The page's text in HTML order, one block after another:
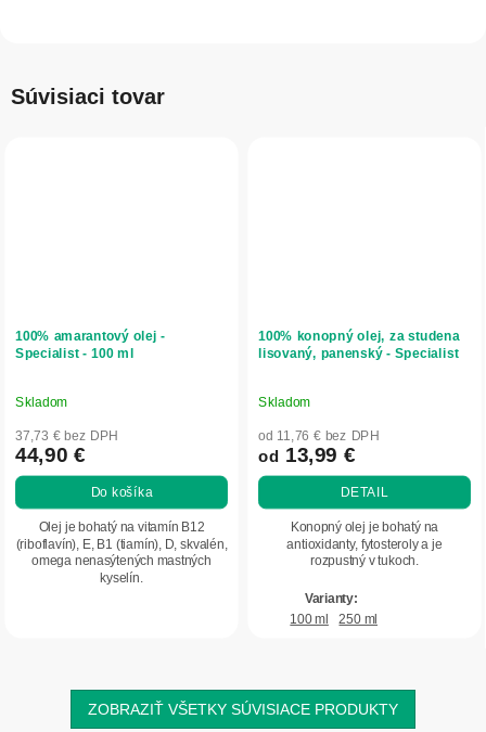
Súvisiaci tovar
100% amarantový olej -
Specialist - 100 ml
Priemerné
hodnotenie
produktu
je
5,0
5
hviezdičiek.
Skladom
37,73 € bez DPH
44,90 €
Do košíka
Olej je bohatý na vitamín B12
(riboflavín), E, B1 (tiamín), D, skvalén,
omega nenasýtených mastných
kyselín.
100% konopný olej, za studena
lisovaný, panenský - Specialist
Priemerné
hodnotenie
produktu
je
5,0
hviezdičiek.
Skladom
od 11,76 € bez DPH
od 13,99 €
DETAIL
Konopný olej je bohatý na
antioxidanty, fytosteroly a je
rozpustný v tukoch.
100 ml 250 ml
ZOBRAZIŤ VŠETKY SÚVISIACE PRODUKTY